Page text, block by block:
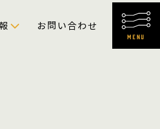
お問い合わせ
MENU